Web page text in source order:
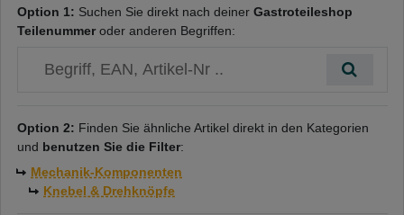
Option 1: Suchen Sie direkt nach deiner Gastroteileshop
Teilenummeroder anderen Begriffen:
Option 2: Finden Sie ähnliche Artikel direkt in den Kategorien
und benutzen Sie die Filter:
Mechanik-Komponenten
Knebel & Drehknöpfe